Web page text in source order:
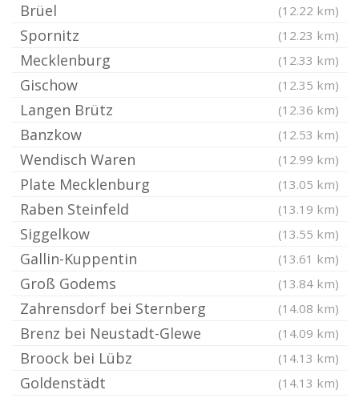
Brüel (12.22 km)
Spornitz (12.23 km)
Mecklenburg (12.33 km)
Gischow (12.35 km)
Langen Brütz (12.36 km)
Banzkow (12.53 km)
Wendisch Waren (12.99 km)
Plate Mecklenburg (13.05 km)
Raben Steinfeld (13.19 km)
Siggelkow (13.55 km)
Gallin-Kuppentin (13.61 km)
Groß Godems (13.84 km)
Zahrensdorf bei Sternberg (14.08 km)
Brenz bei Neustadt-Glewe (14.09 km)
Broock bei Lübz (14.13 km)
Goldenstädt (14.13 km)